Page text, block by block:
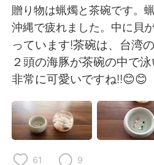
Türkçe
English 简体中文
繁體中文 Español
العربية Français
Deutsch
贈り物は蝋燭と茶碗です。
沖縄で疲れました。中に貝
っています!茶碗は、台湾
２頭の海豚が茶碗の中で
非常に可愛いですね!!😊😊
61 9